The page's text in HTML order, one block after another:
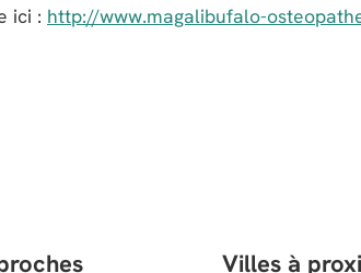
ici : http://www.magalibufalo-
Villes à